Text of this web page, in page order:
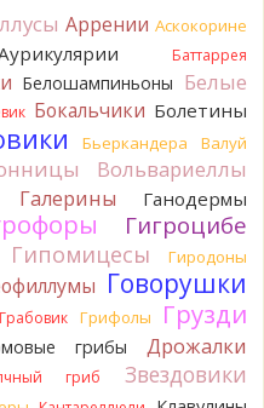
Детям тоже не горький.
нет. Но вот такие
конечно,
могла бы вырасти...
зонтика пестрого там
ваших подтверждений
не один и тот же гриб. Они
экземпляры. Но
с вашим участием.
разным вопросам!
Аррении Аскокорине
Баттаррея
Белошампиньоны Белые
Бокальчики Болетины
Бьеркандера Валуй
Вольвариеллы
Галерины Ганодермы
Гигроцибе
Гипомицесы Гиродоны
Говорушки
Грабовик Грифолы Грузди
грибы Дрожалки
гриб Звездовики